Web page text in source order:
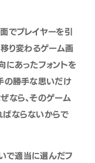
でプレイヤーを引
り変わるゲーム画
にあったフォントを
の勝手な思いだけ
なら、そのゲーム
ばならないからで
で適当に選んだフ